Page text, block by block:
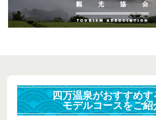
四万温泉がおすすめす
モデルコースをご紹